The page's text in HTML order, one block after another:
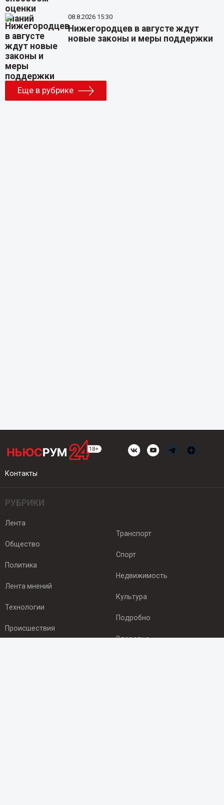
08.8.2026 15:30
Нижегородцев в августе ждут
новые законы и меры поддержки
Еще в рубрике
Контакты
РУБРИКИ
Лента
Общество
Политика
Лента мнений
Технологии
Происшествия
Транспорт
Спорт
Недвижимость
Культура
Подробно
Здоровье